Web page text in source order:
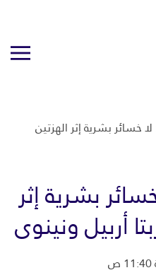
لا خسائر بشرية إثر الهزتين
بشرية إثر
أربيل ونينوى